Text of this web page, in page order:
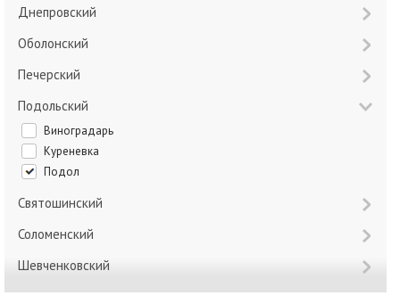
Днепровский
Оболонский
Печерский
Подольский
Виноградарь
Куреневка
Подол
Святошинский
Соломенский
Шевченковский